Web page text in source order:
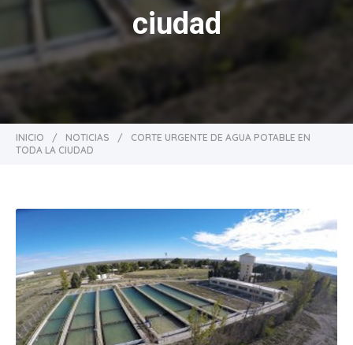
ciudad
INICIO / NOTICIAS /
CORTE URGENTE DE AGUA POTABLE EN
TODA LA CIUDAD